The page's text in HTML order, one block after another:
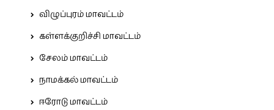
விழுப்புரம் மாவட்டம்
கள்ளக்குறிச்சி மாவட்டம்
சேலம் மாவட்டம்
நாமக்கல் மாவட்டம்
ஈரோடு மாவட்டம்